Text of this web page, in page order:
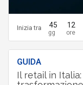
Inizia tra 45 12
GUIDA
Il retail in